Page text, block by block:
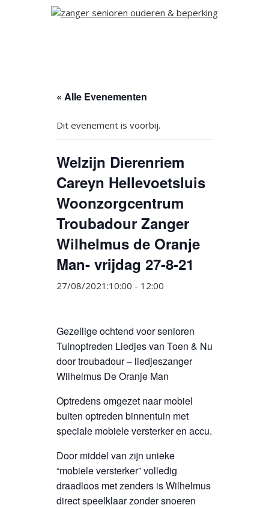
« Alle Evenementen
Dit evenement is voorbij.
Welzijn Dierenriem
Careyn Hellevoetsluis
Woonzorgcentrum
Troubadour Zanger
Wilhelmus de Oranje
Man- vrijdag 27-8-21
27/08/2021:10:00 - 12:00
Gezellige ochtend voor senioren
Tuinoptreden Liedjes van Toen & Nu
door troubadour – liedjeszanger
Wilhelmus De Oranje Man
Optredens omgezet naar mobiel
buiten optreden binnentuin met
speciale mobiele versterker en accu.
Door middel van zijn unieke
“mobiele versterker” volledig
draadloos met zenders is Wilhelmus
direct speelklaar zonder snoeren